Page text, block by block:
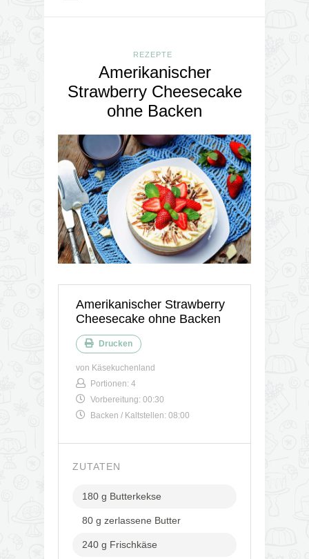
REZEPTE
Amerikanischer
Strawberry Cheesecake
ohne Backen
Amerikanischer Strawberry
Cheesecake ohne Backen
Drucken
von Käsekuchenland
Portionen: 4
Vorbereitung: 00:30
Backen / Kaltstellen: 08:00
ZUTATEN
180 g Butterkekse
80 g zerlassene Butter
240 g Frischkäse